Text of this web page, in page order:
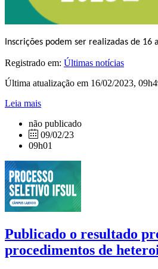
Inscrições podem ser realizadas de 16
Registrado em: Últimas notícias
Última atualização em 16/02/2023,
Leia mais
não publicado
09/02/23
09h01
Publicado o resultado
procedimentos de